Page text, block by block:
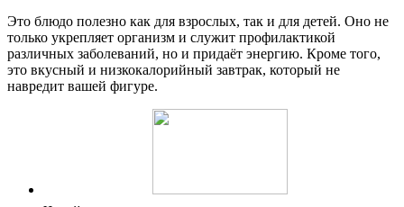
Это блюдо полезно как для взрослых, так и для детей. Оно не
только укрепляет организм и служит профилактикой
различных заболеваний, но и придаёт энергию. Кроме того,
это вкусный и низкокалорийный завтрак, который не
навредит вашей фигуре.